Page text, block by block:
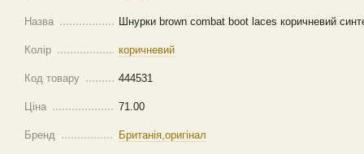
Назва Шнурки brown combat boot laces коричневий
Колір коричневий
Код товару 444531
Ціна 71.00
Бренд Британія,оригінал